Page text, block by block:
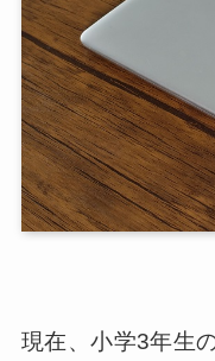
現在、小学3年生